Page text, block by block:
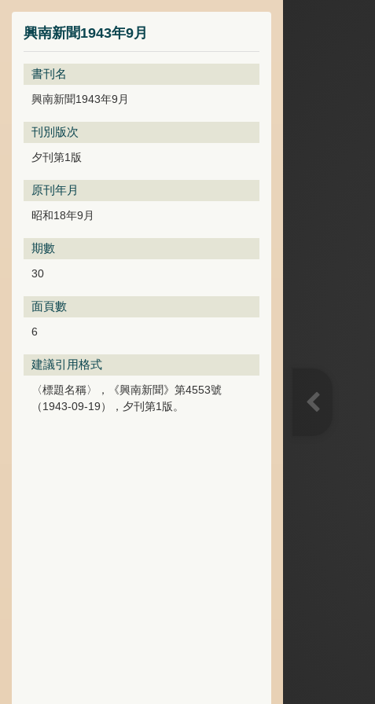
興南新聞1943年9月
書刊名
興南新聞1943年9月
刊別版次
夕刊第1版
原刊年月
昭和18年9月
期數
30
面頁數
6
建議引用格式
〈標題名稱〉，《興南新聞》第4553號
（1943-09-19），夕刊第1版。